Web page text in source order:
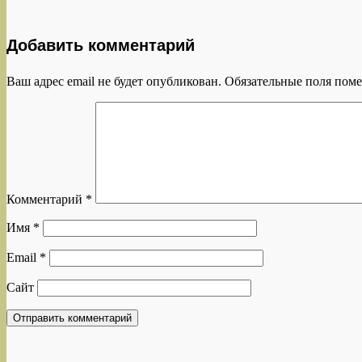
Добавить комментарий
Ваш адрес email не будет опубликован. Обязательные поля
Комментарий *
Имя *
Email *
Сайт